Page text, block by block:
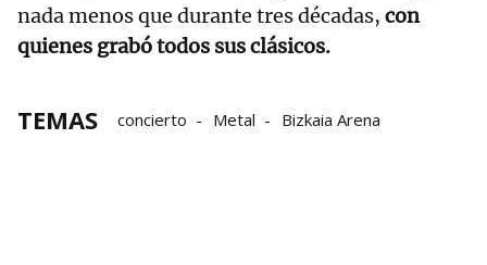
nada menos que durante tres décadas, con
quienes grabó todos sus clásicos.
TEMAS concierto Metal Bizkaia Arena